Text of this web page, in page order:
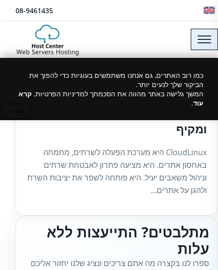
דלג לתוכן 08-9461435
כמו רוב האתרים, גם אנחנו משתמשים בעוגיות כדי להפוך את
הביקור שלך לנעים יותר.
המשך גלישה באתר מהווה את הסכמתך למדיניות הפרטיות. קרא
עוד.
15/07/2024
ומקיף
CloudLinux היא מערכת הפעלה לשרתים, מתמחה
באחסון אתרים. היא מציעה פתרון לאבטחת שרתים
וניהול משאבים יעיל. היא פותחה לשפר את יציבות השרת
ולהגן על אתרים...
מתלבטים? התייעצות ללא
עלות
ספרו לנו בקצרה מה אתם צריכים ונציג שלנו יחזור אליכם